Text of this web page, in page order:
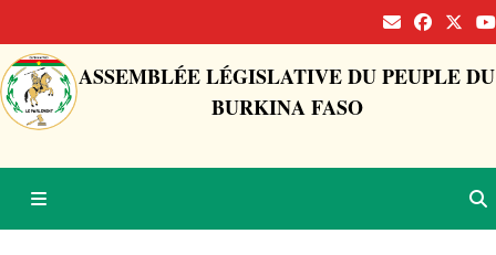
ASSEMBLÉE LÉGISLATIVE DU PEUPLE DU
BURKINA FASO